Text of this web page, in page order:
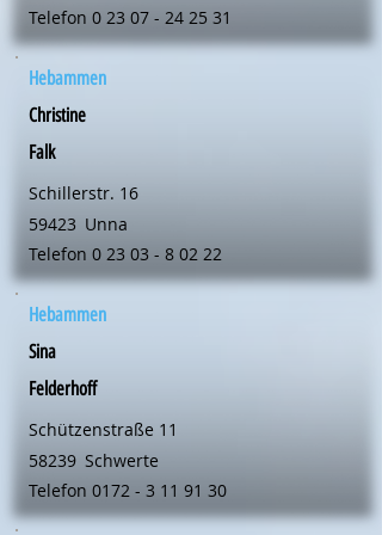
Telefon 0 23 07 - 24 25 31
Hebammen
Christine
Falk
Schillerstr. 16
59423 Unna
Telefon 0 23 03 - 8 02 22
Hebammen
Sina
Felderhoff
Schützenstraße 11
58239 Schwerte
Telefon 0172 - 3 11 91 30